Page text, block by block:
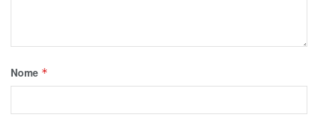
Nome *